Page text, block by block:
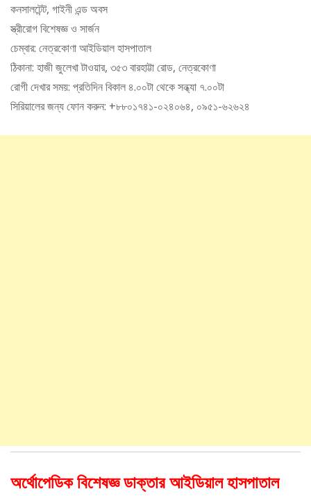
কনসালটেন্ট, গাইনী এন্ড অবস
স্ত্রীরোগ বিশেষজ্ঞ ও সার্জন
চেম্বার: নেত্রকোণা আইডিয়াল হাসপাতাল
ঠিকানা: হাজী জুলেখা টাওয়ার, ৩৫৩ বারহাট্টা রোড, নেত্রকোণা
রোগী দেখার সময়: প্রতিদিন বিকাল ৪.০০টা থেকে সন্ধ্যা ৭.০০টা
সিরিয়ালের জন্য ফোন করুন: +৮৮০১৭৪১-০২৪০৬৪, ০৯৫১-৬২৬২৪
অর্থোপেডিক বিশেষজ্ঞ ডাক্তার আইডিয়াল হাসপাতাল